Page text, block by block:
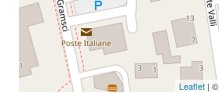
Leaflet | ©